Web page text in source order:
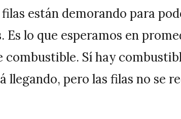
están demorando para
Es lo que esperamos en
combustible. Sí hay
llegando, pero las filas no se